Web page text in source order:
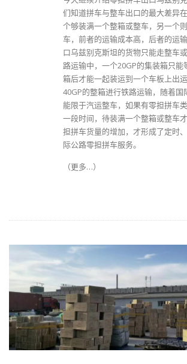
们知道拼车与整车出口的最大差异
个够装满一个整箱或整车，另一个
车，前者的运输成本高，后者的运
口乌兹别克斯坦的货物只能走整车
路运输中，一个20GP的集装箱只
箱后才能一起装运到一个车板上出
40GP的整箱进行铁路运输，随着国
能限于汽运整车，如果有零担拼车
一段时间，待装满一个整箱或整车
担拼车货量的增加，才形成了定时
际公路零担拼车服务。
（更多…）